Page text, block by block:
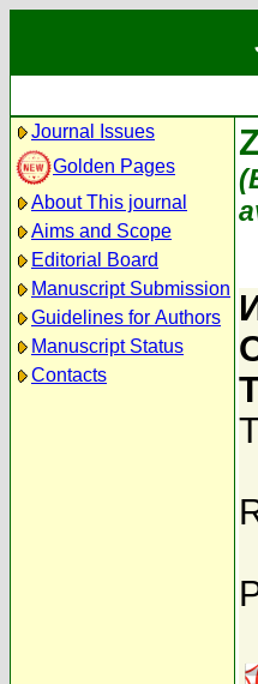
Journal Issues
Golden Pages
About This journal
Aims and Scope
Editorial Board
Manuscript Submission
Guidelines for Authors
Manuscript Status
Contacts